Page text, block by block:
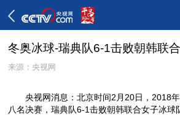
冬奥冰球-瑞典队6-1击败朝韩联
来源：央视网
央视网消息：北京时间2月20日，2018
八名决赛，瑞典队6-1击败朝韩联合女子冰球